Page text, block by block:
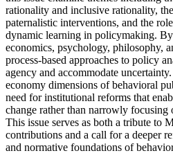
rationality and inclusive rationality,
paternalistic interventions, and the
dynamic learning in policymaking.
economics, psychology, philosophy,
process-based approaches to policy
agency and accommodate
economy dimensions of behavioral
need for institutional reforms that
change rather than narrowly
This issue serves as both a tribute to
contributions and a call for a deeper
and normative foundations of